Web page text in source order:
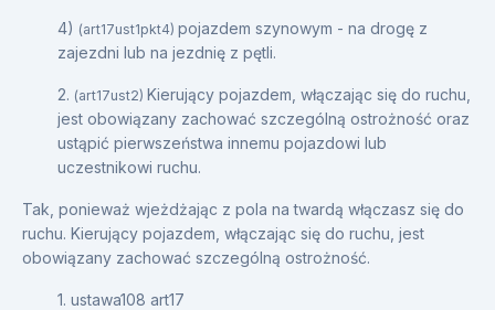
4) (art17ust1pkt4) pojazdem szynowym - na drogę z
zajezdni lub na jezdnię z pętli.
2. (art17ust2) Kierujący pojazdem, włączając się do ruchu,
jest obowiązany zachować szczególną ostrożność oraz
ustąpić pierwszeństwa innemu pojazdowi lub
uczestnikowi ruchu.
Tak, ponieważ wjeżdżając z pola na twardą włączasz się do
ruchu. Kierujący pojazdem, włączając się do ruchu, jest
obowiązany zachować szczególną ostrożność.
1. ustawa108 art17